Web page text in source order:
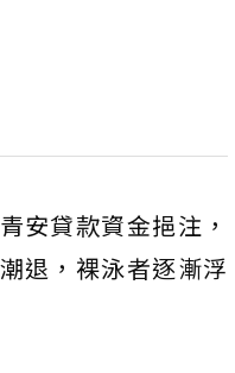
安貸款資金挹注，
退，裸泳者逐漸浮